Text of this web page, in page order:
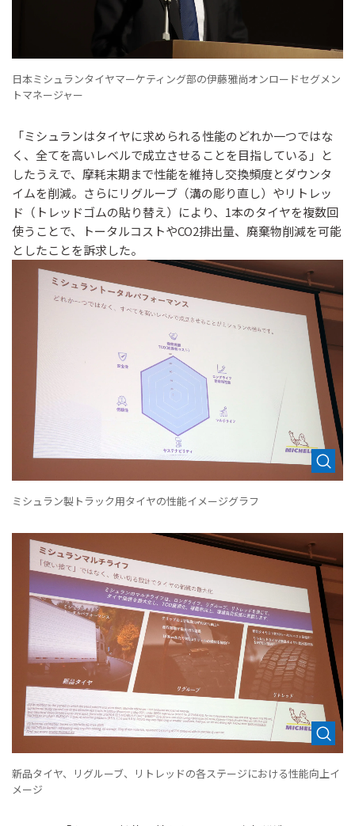
日本ミシュランタイヤマーケティング部の伊藤雅尚オンロードセグメン
トマネージャー
「ミシュランはタイヤに求められる性能のどれか一つではな
く、全てを高いレベルで成立させることを目指している」と
したうえで、摩耗末期まで性能を維持し交換頻度とダウンタ
イムを削減。さらにリグルーブ（溝の彫り直し）やリトレッ
ド（トレッドゴムの貼り替え）により、1本のタイヤを複数回
使うことで、トータルコストやCO2排出量、廃棄物削減を可能
としたことを訴求した。
ミシュラン製トラック用タイヤの性能イメージグラフ
新品タイヤ、リグルーブ、リトレッドの各ステージにおける性能向上イ
メージ